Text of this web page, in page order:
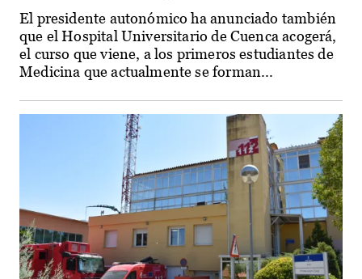
El presidente autonómico ha anunciado también
que el Hospital Universitario de Cuenca acogerá,
el curso que viene, a los primeros estudiantes de
Medicina que actualmente se forman...